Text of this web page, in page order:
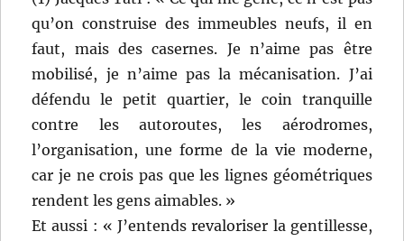
qu’on construise des immeubles neufs, il en
faut, mais des casernes. Je n’aime pas être
mobilisé, je n’aime pas la mécanisation. J’ai
défendu le petit quartier, le coin tranquille
contre les autoroutes, les aérodromes,
l’organisation, une forme de la vie moderne,
car je ne crois pas que les lignes géométriques
rendent les gens aimables. »
Et aussi : « J’entends revaloriser la gentillesse,